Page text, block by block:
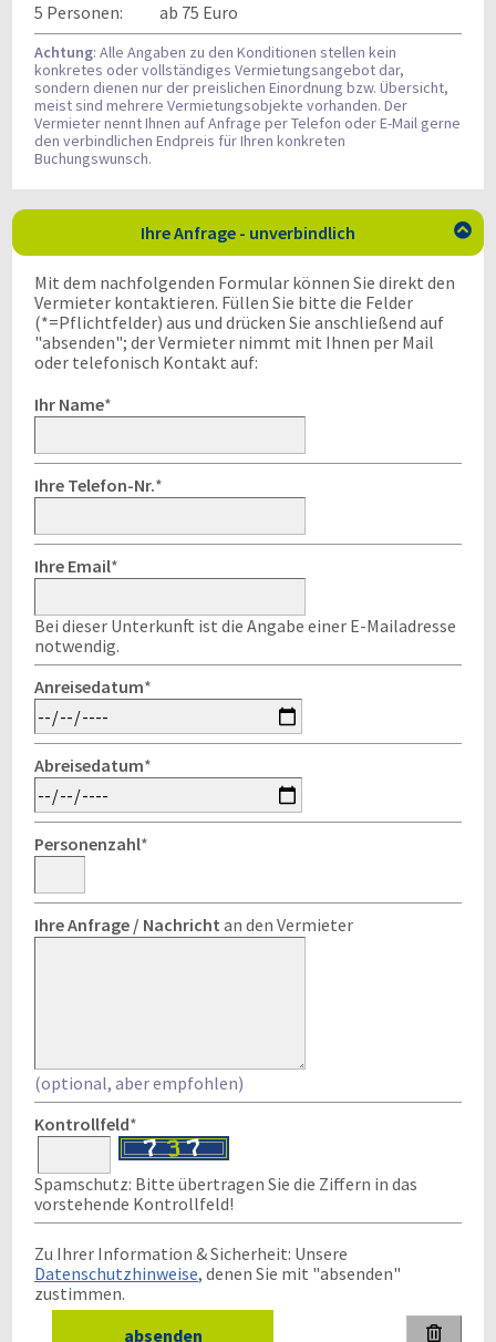
5 Personen:
ab 75 Euro
Achtung: Alle Angaben zu den Konditionen stellen kein
konkretes oder vollständiges Vermietungsangebot dar,
sondern dienen nur der preislichen Einordnung bzw. Übersicht,
meist sind mehrere Vermietungsobjekte vorhanden. Der
Vermieter nennt Ihnen auf Anfrage per Telefon oder E-Mail gerne
den verbindlichen Endpreis für Ihren konkreten
Buchungswunsch.
Ihre Anfrage - unverbindlich 
Mit dem nachfolgenden Formular können Sie direkt den
Vermieter kontaktieren. Füllen Sie bitte die Felder
(*=Pflichtfelder) aus und drücken Sie anschließend auf
"absenden"; der Vermieter nimmt mit Ihnen per Mail
oder telefonisch Kontakt auf:
Ihr Name*
Ihre Telefon-Nr.*
Ihre Email*
Bei dieser Unterkunft ist die Angabe einer E-Mailadresse
notwendig.
Anreisedatum*
Abreisedatum*
Personenzahl*
Ihre Anfrage / Nachricht an den Vermieter
(optional, aber empfohlen)
Kontrollfeld*
Spamschutz: Bitte übertragen Sie die Ziffern in das
vorstehende Kontrollfeld!
Zu Ihrer Information & Sicherheit: Unsere
Datenschutzhinweise, denen Sie mit "absenden"
zustimmen.
